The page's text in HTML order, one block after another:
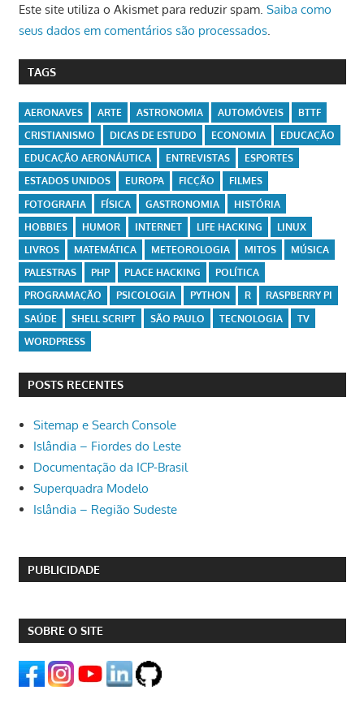
Este site utiliza o Akismet para reduzir spam. Saiba como
seus dados em comentários são processados.
TAGS
AERONAVES ARTE ASTRONOMIA AUTOMÓVEIS
BTTF
CRISTIANISMO
DICAS DE ESTUDO ECONOMIA
EDUCAÇÃO
EDUCAÇÃO AERONÁUTICA
ENTREVISTAS
ESPORTES
ESTADOS UNIDOS
EUROPA FICÇÃO
FILMES
FOTOGRAFIA
FÍSICA GASTRONOMIA
HISTÓRIA
HOBBIES
HUMOR INTERNET LIFE HACKING
LINUX
LIVROS
MATEMÁTICA METEOROLOGIA MITOS
MÚSICA
PALESTRAS
PHP PLACE HACKING
POLÍTICA
PROGRAMAÇÃO
PSICOLOGIA PYTHON R
RASPBERRY PI
SAÚDE
SHELL SCRIPT SÃO PAULO TECNOLOGIA
TV
WORDPRESS
POSTS RECENTES
Sitemap e Search Console
Islândia – Fiordes do Leste
Documentação da ICP-Brasil
Superquadra Modelo
Islândia – Região Sudeste
PUBLICIDADE
SOBRE O SITE